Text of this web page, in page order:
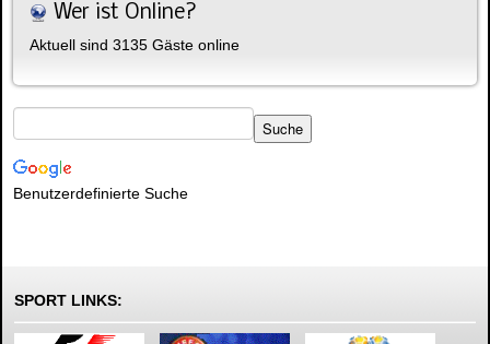
Wer ist Online?
Aktuell sind 3135 Gäste online
Benutzerdefinierte Suche
SPORT LINKS: